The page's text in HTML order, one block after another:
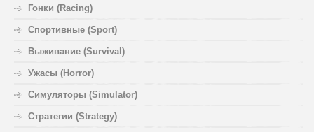
Гонки (Racing)
Спортивные (Sport)
Выживание (Survival)
Ужасы (Horror)
Симуляторы (Simulator)
Стратегии (Strategy)